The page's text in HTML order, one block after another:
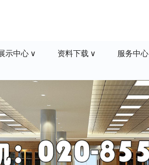
示中心 资料下载 服务中心